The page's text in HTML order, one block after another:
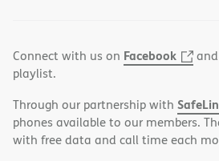
Connect with us on Facebook
playlist.
Through our partnership with
phones available to our members.
with free data and call time each